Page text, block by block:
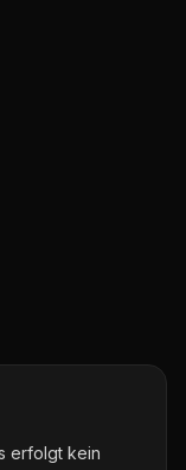
erfolgt kein